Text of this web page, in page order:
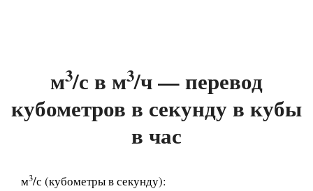
м3/с в м3/ч — перевод
кубометров в секунду в кубы
в час
м3/с (кубометры в секунду):